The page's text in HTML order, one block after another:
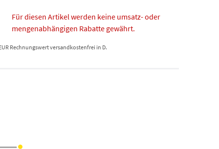
Für diesen Artikel werden keine umsatz- oder
mengenabhängigen Rabatte gewährt.
Rechnungswert versandkostenfrei in D.